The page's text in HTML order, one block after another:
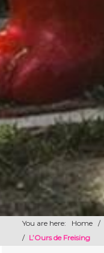
You are here: Home /
/ L’Ours de Freising